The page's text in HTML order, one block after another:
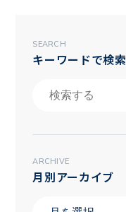
SEARCH
キーワードで検索
ARCHIVE
月別アーカイブ